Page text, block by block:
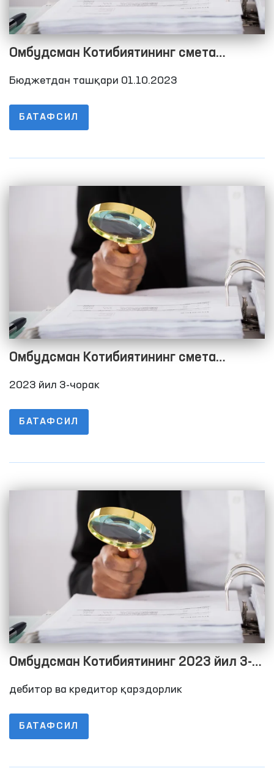
Омбудсман Котибиятининг смета
харажатларини бажарилиши тўғрисида
Бюджетдан ташқари 01.10.2023
БАТАФСИЛ
Омбудсман Котибиятининг смета
харажатларини бажарилиши тўғрисида
2023 йил 3-чорак
БАТАФСИЛ
Омбудсман Котибиятининг 2023 йил 3-
чорак якуни бўйича дебитор ва кредитор
дебитор ва кредитор қарздорлик
БАТАФСИЛ